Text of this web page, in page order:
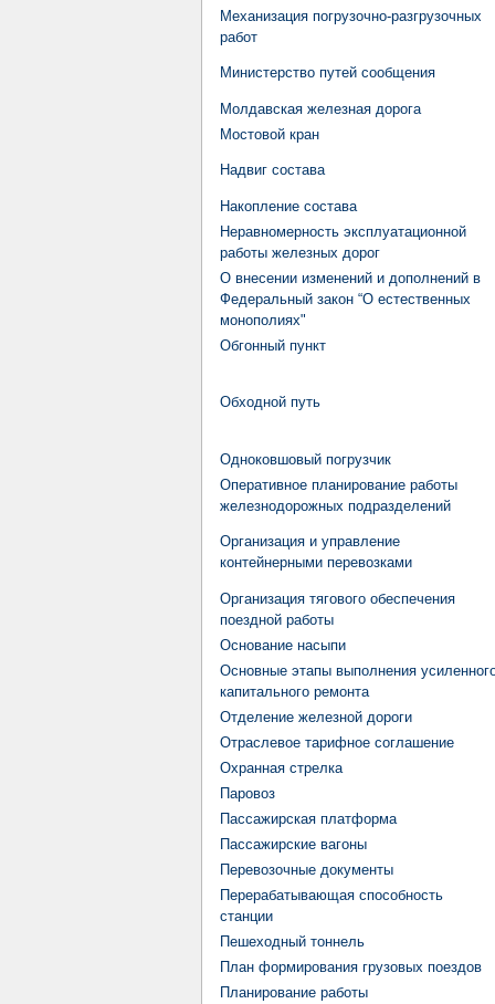
Механизация погрузочно-разгрузочных
работ
Министерство путей сообщения
Молдавская железная дорога
Мостовой кран
Надвиг состава
Накопление состава
Неравномерность эксплуатационной
работы железных дорог
О внесении изменений и дополнений в
Федеральный закон “О естественных
монополиях"
Обгонный пункт
Обходной путь
Одноковшовый погрузчик
Оперативное планирование работы
железнодорожных подразделений
Организация и управление
контейнерными перевозками
Организация тягового обеспечения
поездной работы
Основание насыпи
Основные этапы выполнения
капитального ремонта
Отделение железной дороги
Отраслевое тарифное соглашение
Охранная стрелка
Паровоз
Пассажирская платформа
Пассажирские вагоны
Перевозочные документы
Перерабатывающая способность
станции
Пешеходный тоннель
План формирования грузовых поездов
Планирование работы